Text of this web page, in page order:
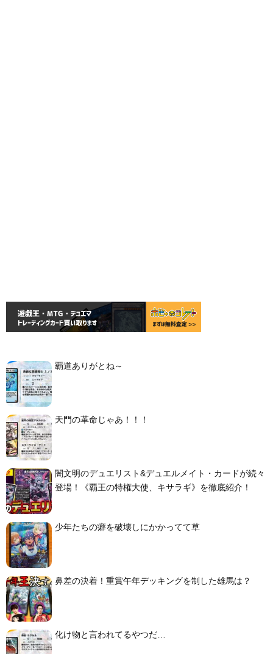
覇道ありがとね～
天門の革命じゃあ！！！
闇文明のデュエリスト&デュエルメイト・カードが続々
登場！《覇王の特権大使、キサラギ》を徹底紹介！
少年たちの癖を破壊しにかかってて草
鼻差の決着！重賞午年デッキングを制した雄馬は？
化け物と言われてるやつだ…